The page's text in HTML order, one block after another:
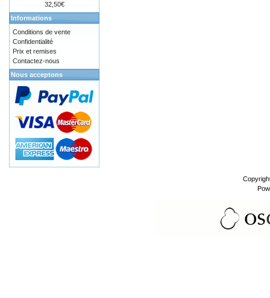
32,50€
Informations
Conditions de vente
Confidentialité
Prix et remises
Contactez-nous
Nous acceptons